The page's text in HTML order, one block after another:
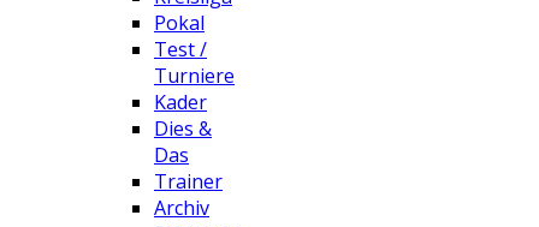
Pokal
Test /
Turniere
Kader
Dies &
Das
Trainer
Archiv